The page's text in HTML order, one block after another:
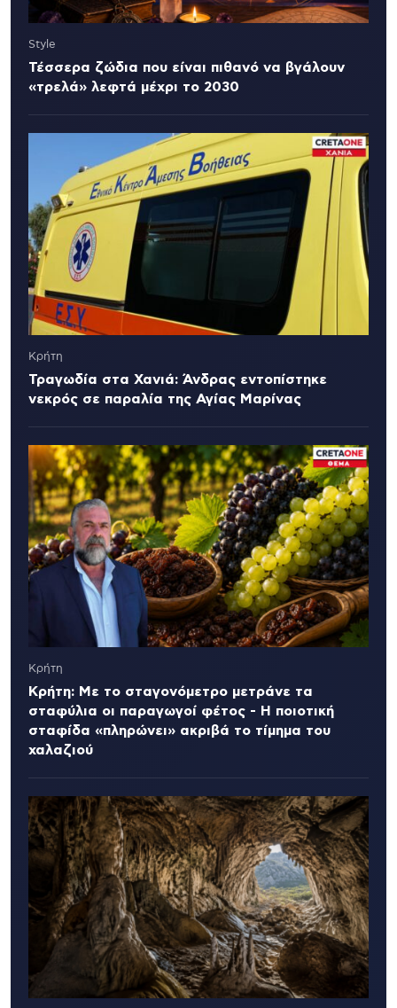
Style
Τέσσερα ζώδια που είναι πιθανό να βγάλουν
«τρελά» λεφτά μέχρι το 2030
Κρήτη
Τραγωδία στα Χανιά: Άνδρας εντοπίστηκε
νεκρός σε παραλία της Αγίας Μαρίνας
Κρήτη
Κρήτη: Με το σταγονόμετρο μετράνε τα
σταφύλια οι παραγωγοί φέτος - Η ποιοτική
σταφίδα «πληρώνει» ακριβά το τίμημα του
χαλαζιού